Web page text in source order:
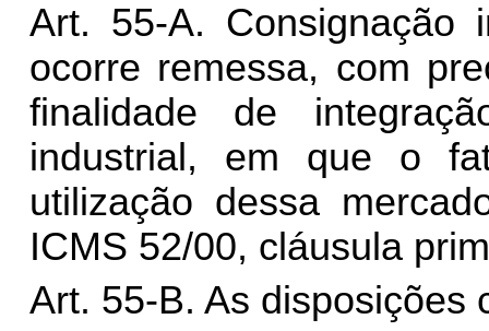
Art. 55-A. Consignação
ocorre remessa, com
finalidade de
industrial, em que o
utilização dessa
ICMS 52/00, cláusula
Art. 55-B. As disposições